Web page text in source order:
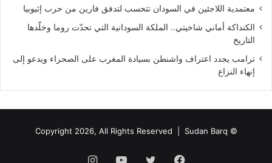
معتمدية اللاجئين في السودان تتحسب لتدفق فارين من حرب إثيوبيا
الكنداكة أماني شاخيتي.. الملكة السودانية التي تحدّت روما وخلّدها
التاريخ
ترامب يجدد اعتراف واشنطن بسيادة المغرب على الصحراء ويدعو إلى
إنهاء النزاع
© Copyright 2026, All Rights Reserved |
Sudan Barq
فيسبوك تويتر يوتيوبانستقرام